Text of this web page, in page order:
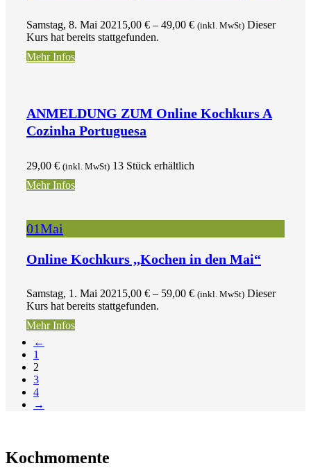
Samstag, 8. Mai 20215,00 € – 49,00 € (inkl. MwSt) Dieser
Kurs hat bereits stattgefunden.
Mehr Infos
ANMELDUNG ZUM Online Kochkurs A
Cozinha Portuguesa
29,00 € (inkl. MwSt) 13 Stück erhältlich
Mehr Infos
01Mai
Online Kochkurs ,,Kochen in den Mai“
Samstag, 1. Mai 2021 5,00 € – 59,00 € (inkl. MwSt) Dieser
Kurs hat bereits stattgefunden.
Mehr Infos
←
1
2
3
4
→
Kochmomente